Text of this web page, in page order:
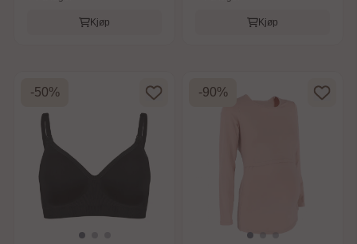
Kjøp Kjøp
-50% -90%